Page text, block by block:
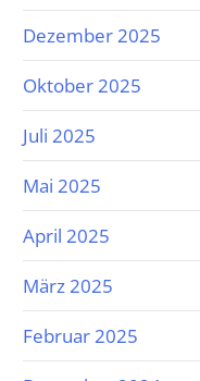
Dezember 2025
Oktober 2025
Juli 2025
Mai 2025
April 2025
März 2025
Februar 2025